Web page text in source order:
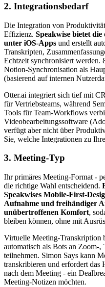
2. Integrationsbedarf
Die Integration von
Effizienz. Speakwise bietet
unter iOS-Apps und erstellt
Transkripten,
Echtzeit synchronisiert werden.
Notion-Synchronisation als
(basierend auf internen
Otter.ai integriert sich tief mit
für Vertriebsteams, während
Tools für Team-Workflows
Videobearbeitungssoftware
verfügt aber nicht über
Sie, welche Integrationen zu
3. Meeting-Typ
Ihr primäres Meeting-Format -
die richtige Wahl entscheidend.
Speakwises Mobile-First-
Aufnahme und freihändiger
unübertroffenen Komfort,
bleiben können, ohne mit
Virtuelle Meeting-Transkription
automatisch als Bots an Zoom-
teilnehmen. Simon Says kann
transkribieren und erfordert das
nach dem Meeting - ein
Meeting-Notizen möchten.